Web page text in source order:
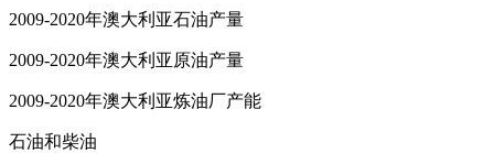
2009-2020年澳大利亚石油产量
2009-2020年澳大利亚原油产量
2009-2020年澳大利亚炼油厂产能
石油和柴油